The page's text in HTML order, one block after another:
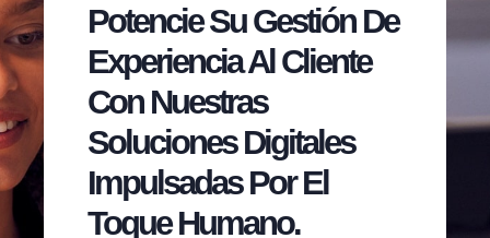
Potencie Su Gestión De
Experiencia Al Cliente
Con Nuestras
Soluciones Digitales
Impulsadas Por El
Toque Humano.